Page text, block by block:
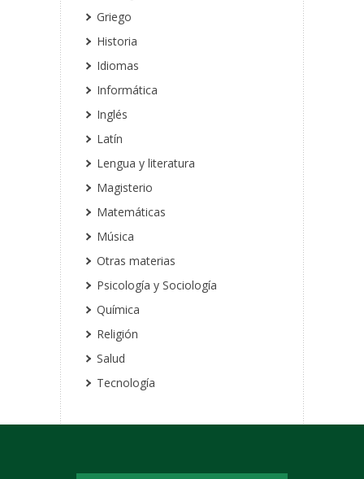
Griego
Historia
Idiomas
Informática
Inglés
Latín
Lengua y literatura
Magisterio
Matemáticas
Música
Otras materias
Psicología y Sociología
Química
Religión
Salud
Tecnología